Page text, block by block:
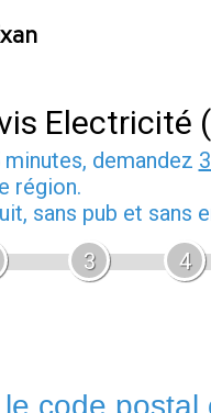
Electricité
minutes, demandez
région.
sans pub et sans
3 4
code